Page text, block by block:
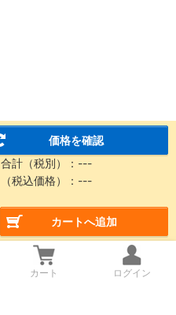
価格を確認
合計（税別）： ---
（税込価格）： ---
カートへ追加
カート ログイン